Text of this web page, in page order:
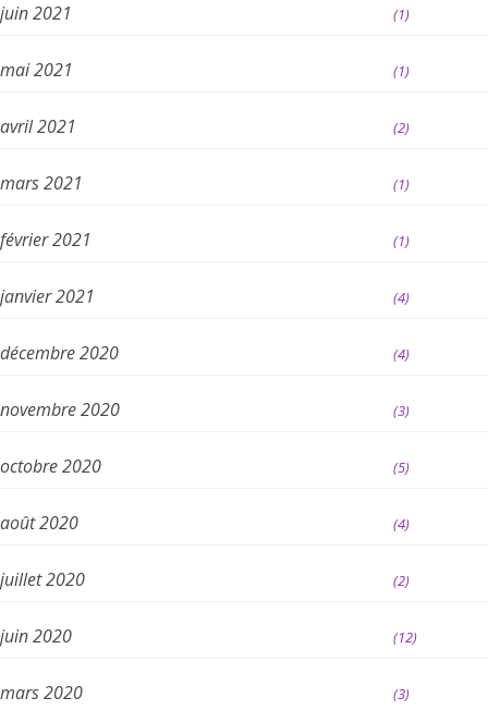
juin 2021 (1)
mai 2021 (1)
avril 2021 (2)
mars 2021 (1)
février 2021 (1)
janvier 2021 (4)
décembre 2020 (4)
novembre 2020 (3)
octobre 2020 (5)
août 2020 (4)
juillet 2020 (2)
juin 2020 (12)
mars 2020 (3)